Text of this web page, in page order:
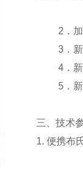
2 ．
3 ．
4 ．
5 ．
三、技术
1. 便携布